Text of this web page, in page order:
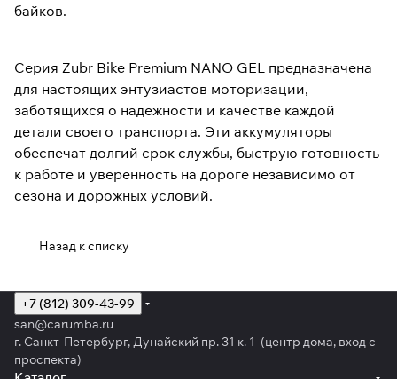
байков.
Серия Zubr Bike Premium NANO GEL предназначена
для настоящих энтузиастов моторизации,
заботящихся о надежности и качестве каждой
детали своего транспорта. Эти аккумуляторы
обеспечат долгий срок службы, быструю готовность
к работе и уверенность на дороге независимо от
сезона и дорожных условий.
Назад к списку
+7 (812) 309-43-99
san@carumba.ru
г. Санкт-Петербург, Дунайский пр. 31 к. 1 (центр дома, вход с
проспекта)